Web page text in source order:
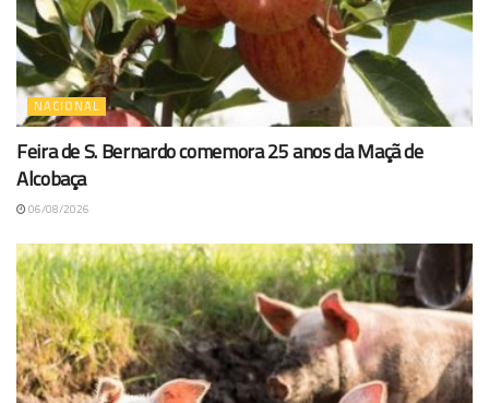
NACIONAL
Feira de S. Bernardo comemora 25 anos da Maçã de
Alcobaça
06/08/2026